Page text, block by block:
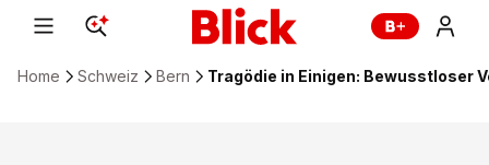
Home Schweiz Bern Tragödie in Einigen: Bewusstloser